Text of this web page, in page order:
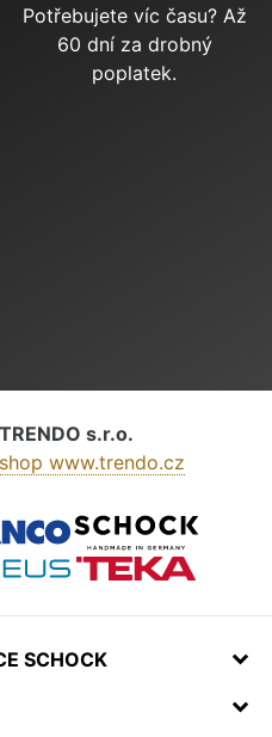
Potřebujete víc času? Až
60 dní za drobný
poplatek.
TRENDO s.r.o.
www.trendo.cz
SCHOCK